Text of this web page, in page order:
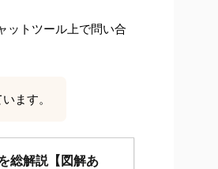
ットツール上で問い合
ます。
総解説【図解あ